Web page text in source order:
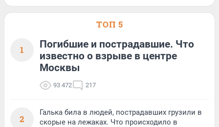
ТОП 5
1
Погибшие и пострадавшие. Что
известно о взрыве в центре
Москвы
93 472 217
2
Галька била в людей, пострадавших грузили в
скорые на лежаках. Что происходило в